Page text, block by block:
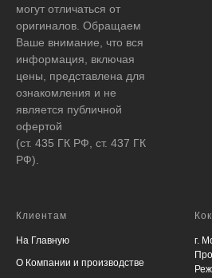
могут отличаться от
оригиналов. Обращаем
Ваше внимание, что вся
информация, включая
цены, представлена для
ознакомления и не
является публичной
офертой
(ст. 435 ГК РФ, ст. 437 ГК
РФ).
Клиентам
На Главную
О Компании и производстве
г.